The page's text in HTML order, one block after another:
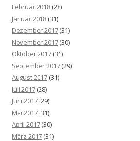
Februar 2018 (28)
Januar 2018 (31)
Dezember 2017 (31)
November 2017 (30)
Oktober 2017 (31)
September 2017 (29)
August 2017 (31)
Juli 2017 (28)
Juni 2017 (29)
Mai 2017 (31)
April 2017 (30)
März 2017 (31)